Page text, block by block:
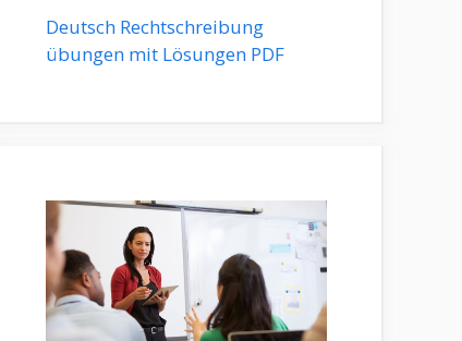
Deutsch Rechtschreibung
übungen mit Lösungen PDF